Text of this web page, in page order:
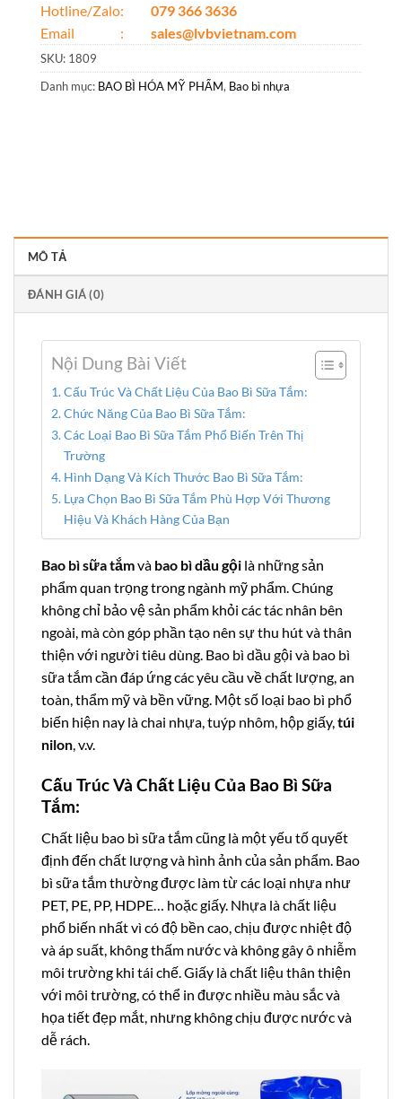
Hotline/Zalo:
079 366 3636
Email :
sales@lvbvietnam.com
SKU: 1809
Danh mục: BAO BÌ HÓA MỸ PHẨM, Bao bì nhựa
MÔ TẢ
ĐÁNH GIÁ (0)
Nội Dung Bài Viết
Cấu Trúc Và Chất Liệu Của Bao Bì Sữa Tắm:
Chức Năng Của Bao Bì Sữa Tắm:
Các Loại Bao Bì Sữa Tắm Phổ Biến Trên Thị
Trường
Hình Dạng Và Kích Thước Bao Bì Sữa Tắm:
Lựa Chọn Bao Bì Sữa Tắm Phù Hợp Với Thương
Hiệu Và Khách Hàng Của Bạn
Bao bì sữa tắmvà bao bì dầu gội là những sản
phẩm quan trọng trong ngành mỹ phẩm. Chúng
không chỉ bảo vệ sản phẩm khỏi các tác nhân bên
ngoài, mà còn góp phần tạo nên sự thu hút và thân
thiện với người tiêu dùng. Bao bì dầu gội và bao bì
sữa tắm cần đáp ứng các yêu cầu về chất lượng, an
toàn, thẩm mỹ và bền vững. Một số loại bao bì phổ
biến hiện nay là chai nhựa, tuýp nhôm, hộp giấy,túi
nilon, v.v.
Cấu Trúc Và Chất Liệu Của Bao Bì Sữa
Tắm:
Chất liệu bao bì sữa tắm cũng là một yếu tố quyết
định đến chất lượng và hình ảnh của sản phẩm. Bao
bì sữa tắm thường được làm từ các loại nhựa như
PET, PE, PP, HDPE… hoặc giấy. Nhựa là chất liệu
phổ biến nhất vì có độ bền cao, chịu được nhiệt độ
và áp suất, không thấm nước và không gây ô nhiễm
môi trường khi tái chế. Giấy là chất liệu thân thiện
với môi trường, có thể in được nhiều màu sắc và
họa tiết đẹp mắt, nhưng không chịu được nước và
dễ rách.